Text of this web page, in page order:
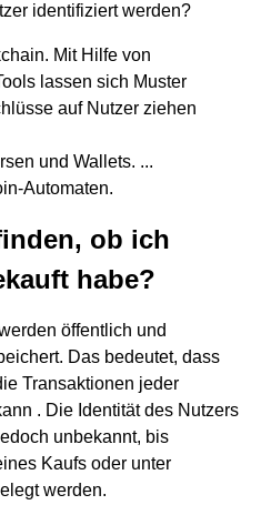
identifiziert werden?
Mit Hilfe von
lassen sich Muster
auf Nutzer ziehen
und Wallets. ...
Automaten.
ob ich
habe?
öffentlich und
Das bedeutet, dass
Transaktionen jeder
. Die Identität des Nutzers
unbekannt, bis
Kaufs oder unter
werden.